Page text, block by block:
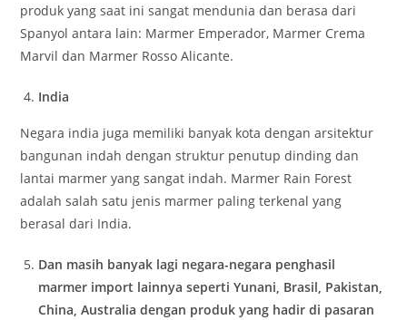
produk yang saat ini sangat mendunia dan berasa dari
Spanyol antara lain: Marmer Emperador, Marmer Crema
Marvil dan Marmer Rosso Alicante.
India
Negara india juga memiliki banyak kota dengan arsitektur
bangunan indah dengan struktur penutup dinding dan
lantai marmer yang sangat indah. Marmer Rain Forest
adalah salah satu jenis marmer paling terkenal yang
berasal dari India.
Dan masih banyak lagi negara-negara penghasil
marmer import lainnya seperti Yunani, Brasil, Pakistan,
China, Australia dengan produk yang hadir di pasaran